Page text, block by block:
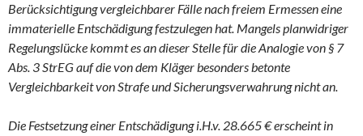
Berücksichtigung vergleichbarer Fälle nach freiem Ermessen eine
immaterielle Entschädigung festzulegen hat. Mangels planwidriger
Regelungslücke kommt es an dieser Stelle für die Analogie von § 7
Abs. 3 StrEG auf die von dem Kläger besonders betonte
Vergleichbarkeit von Strafe und Sicherungsverwahrung nicht an.
Die Festsetzung einer Entschädigung i.H.v. 28.665 € erscheint in